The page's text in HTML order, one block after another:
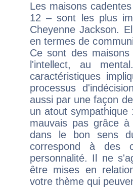
Les maisons
12 – sont les plus
Cheyenne Jackson.
en termes de
Ce sont des
l'intellect, au
caractéristiques
processus
aussi par une façon
un atout
mauvais pas grâce
dans le bon sens
correspond à des
personnalité. Il ne
être mises en
votre thème qui